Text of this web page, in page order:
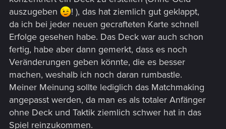
auszugeben
! ), das hat ziemlich gut geklappt,
da ich bei jeder neuen gecrafteten Karte schnell
Erfolge gesehen habe. Das Deck war auch schon
fertig, habe aber dann gemerkt, dass es noch
Veränderungen geben könnte, die es besser
machen, weshalb ich noch daran rumbastle.
Meiner Meinung sollte lediglich das Matchmaking
angepasst werden, da man es als totaler Anfänger
ohne Deck und Taktik ziemlich schwer hat in das
Spiel reinzukommen.